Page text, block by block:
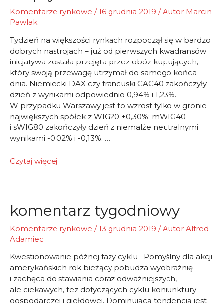
Komentarze rynkowe /16 grudnia 2019 / Autor Marcin
Pawlak
Tydzień na większości rynkach rozpoczął się w bardzo
dobrych nastrojach – już od pierwszych kwadransów
inicjatywa została przejęta przez obóz kupujących,
który swoją przewagę utrzymał do samego końca
dnia. Niemiecki DAX czy francuski CAC40 zakończyły
dzień z wynikami odpowiednio 0,94% i 1,23%.
W przypadku Warszawy jest to wzrost tylko w gronie
największych spółek z WIG20 +0,30%; mWIG40
i sWIG80 zakończyły dzień z niemalże neutralnymi
wynikami -0,02% i -0,13%. …
Z
Czytaj więcej
komentarz tygodniowy
Komentarze rynkowe /13 grudnia 2019 / Autor Alfred
Adamiec
Kwestionowanie późnej fazy cyklu Pomyślny dla akcji
amerykańskich rok bieżący pobudza wyobraźnię
i zachęca do stawiania coraz odważniejszych,
ale ciekawych, tez dotyczących cyklu koniunktury
gospodarczej i giełdowej. Dominującą tendencją jest